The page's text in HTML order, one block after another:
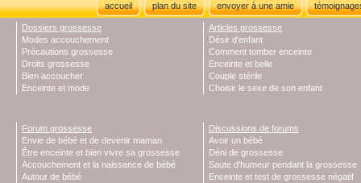
accueil plan du site envoyer à une amie
Dossiers grossesse
Modes accouchement
Précautions grossesse
Droits grossesse
Bien accoucher
Enceinte et mode
Articles grossesse
Désir d'enfant
Comment tomber enceinte
Enceinte et belle
Couple stérile
Choisir le sexe de son enfant
Forum grossesse
Envie de bébé et de devenir maman
Être enceinte et bien vivre sa grossesse
Accouchement et la naissance de bébé
Autour de bébé
Discussions de forums
Avoir un bébé
Déni de grossesse
Saute d'humeur pendant la grossesse
Enceinte et test de grossesse négatif